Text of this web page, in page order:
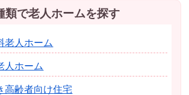
類で老人ホームを探す
老人ホーム
人ホーム
高齢者向け住宅